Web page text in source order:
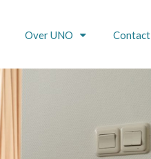
Over UNO Contact